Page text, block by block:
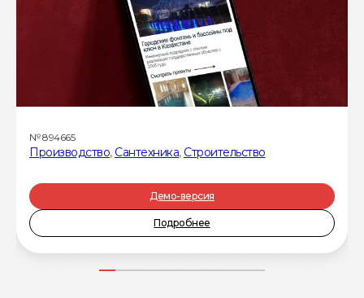
№894665
Производство, Сантехника, Строительство
Демо-версия
Подробнее